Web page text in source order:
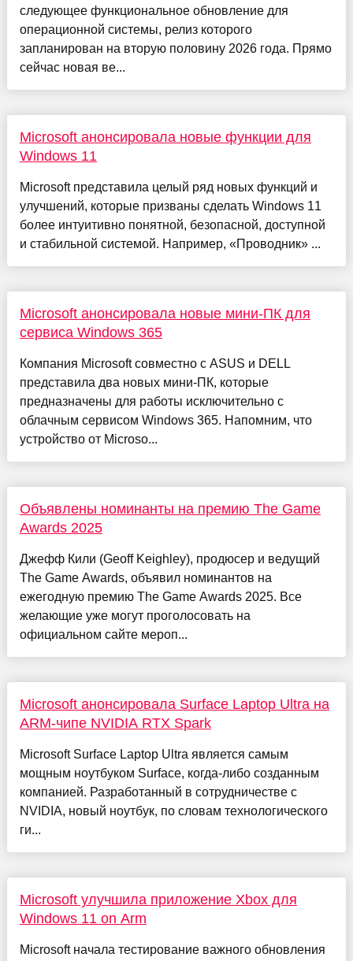
следующее функциональное обновление для
операционной системы, релиз которого
запланирован на вторую половину 2026 года. Прямо
сейчас новая ве...
Microsoft анонсировала новые функции для
Windows 11
Microsoft представила целый ряд новых функций и
улучшений, которые призваны сделать Windows 11
более интуитивно понятной, безопасной, доступной
и стабильной системой. Например, «Проводник» ...
Microsoft анонсировала новые мини-ПК для
сервиса Windows 365
Компания Microsoft совместно с ASUS и DELL
представила два новых мини-ПК, которые
предназначены для работы исключительно с
облачным сервисом Windows 365. Напомним, что
устройство от Microso...
Объявлены номинанты на премию The Game
Awards 2025
Джефф Кили (Geoff Keighley), продюсер и ведущий
The Game Awards, объявил номинантов на
ежегодную премию The Game Awards 2025. Все
желающие уже могут проголосовать на
официальном сайте мероп...
Microsoft анонсировала Surface Laptop Ultra на
ARM-чипе NVIDIA RTX Spark
Microsoft Surface Laptop Ultra является самым
мощным ноутбуком Surface, когда-либо созданным
компанией. Разработанный в сотрудничестве с
NVIDIA, новый ноутбук, по словам технологического
ги...
Microsoft улучшила приложение Xbox для
Windows 11 on Arm
Microsoft начала тестирование важного обновления